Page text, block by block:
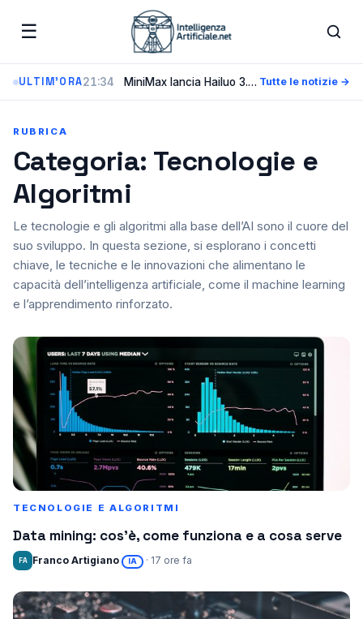
☰
ULTIM'ORA21:34 MiniMax lancia Hailuo 3.0, il modello video AI che genera clip in 2K con audio nativo Tutte le notizie →
RUBRICA
Categoria: Tecnologie e
Algoritmi
Le tecnologie e gli algoritmi alla base dell’AI sono il cuore del
suo sviluppo. In questa sezione, si esplorano i concetti
chiave, le tecniche e le innovazioni che alimentano le
capacità dell’intelligenza artificiale, come il machine learning
e l’apprendimento rinforzato.
TECNOLOGIE E ALGORITMI
Data mining: cos’è, come funziona e a cosa serve
FA Franco Artigiano IA · 17 ore fa